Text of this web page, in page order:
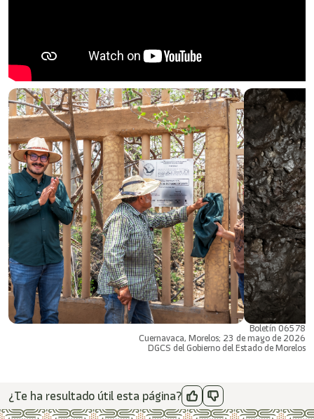
Boletín 06578
Cuernavaca, Morelos; 23 de mayo de 2026
DGCS del Gobierno del Estado de Morelos
¿Te ha resultado útil esta página?